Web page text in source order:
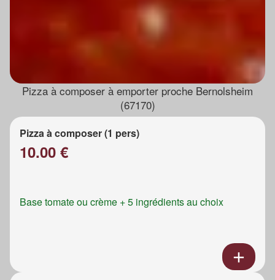
Pizza à composer à emporter proche Bernolsheim
(67170)
Pizza à composer (1 pers)
10.00 €
Base tomate ou crème + 5 ingrédients au choix